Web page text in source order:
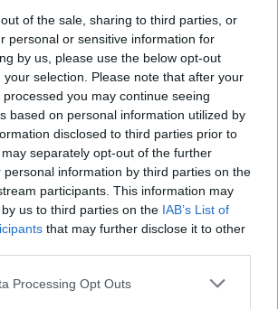
of the sale, sharing to third parties, or
personal or sensitive information for
by us, please use the below opt-out
selection. Please note that after your
you may continue seeing
based on personal information utilized by
disclosed to third parties prior to
separately opt-out of the further
personal information by third parties on the
participants. This information may
us to third parties on the IAB’s List of
that may further disclose it to other
website/app uses one or more Google
Processing Opt Outs
FASHION NEWS
Αμερικανοί καταναλωτές
μηνύουν την Hermès - Η
τσάντα Birkin στο
επίκεντρο